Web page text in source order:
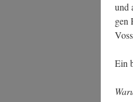
und
gen
Ein